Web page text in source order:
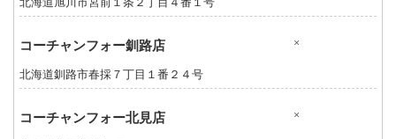
コーチャンフォー釧路店 ×
北海道釧路市春採７丁目１番２４号
コーチャンフォー北見店 ×